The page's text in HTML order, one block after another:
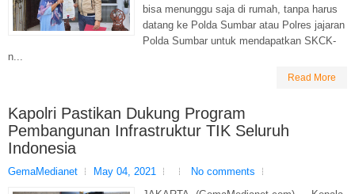
bisa menunggu saja di rumah, tanpa harus
datang ke Polda Sumbar atau Polres jajaran
Polda Sumbar untuk mendapatkan SKCK-
n...
Read More
Kapolri Pastikan Dukung Program
Pembangunan Infrastruktur TIK Seluruh
Indonesia
GemaMedianet May 04, 2021
No comments